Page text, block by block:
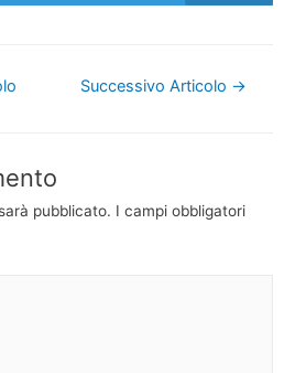
Successivo Articolo →
pubblicato. I campi obbligatori